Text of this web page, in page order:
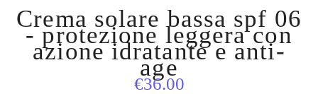
Crema solare bassa spf 06
- protezione leggera con
azione idratante e anti-
age
€36.00